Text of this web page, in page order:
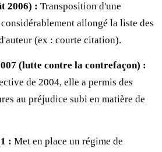
2006) : Transposition d'une
allongé la liste des
(ex : courte citation).
(lutte contre la contrefaçon) :
de 2004, elle a permis des
au préjudice subi en matière de
: Met en place un régime de